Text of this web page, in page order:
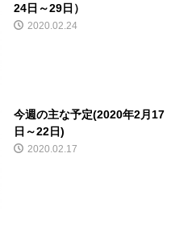
24日～29日）
2020.02.24
今週の主な予定(2020年2月17
日～22日)
2020.02.17